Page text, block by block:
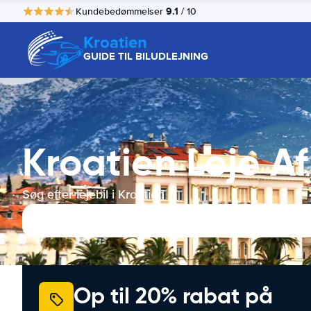
Kundebedømmelser 9.1 / 10
Kroatien
GUIDE TIL BILUDLEJNING
Kroatien Leje
Søg efter lejebil i Kroatien
Op til 20% rabat på